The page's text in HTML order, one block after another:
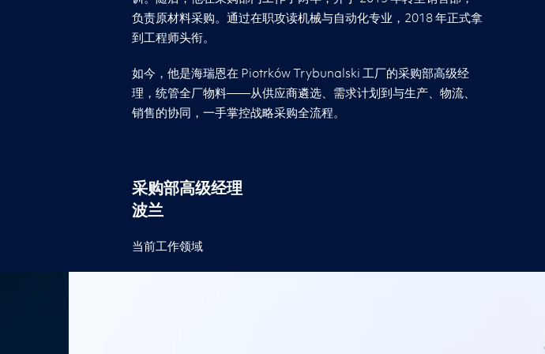
负责原材料采购。通过在职攻读机械与自动化专业，2018 年正式拿
到工程师头衔。
如今，他是海瑞恩在 Piotrków Trybunalski 工厂的采购部高级经
理，统管全厂物料——从供应商遴选、需求计划到与生产、物流、
销售的协同，一手掌控战略采购全流程。
采购部高级经理
波兰
当前工作领域